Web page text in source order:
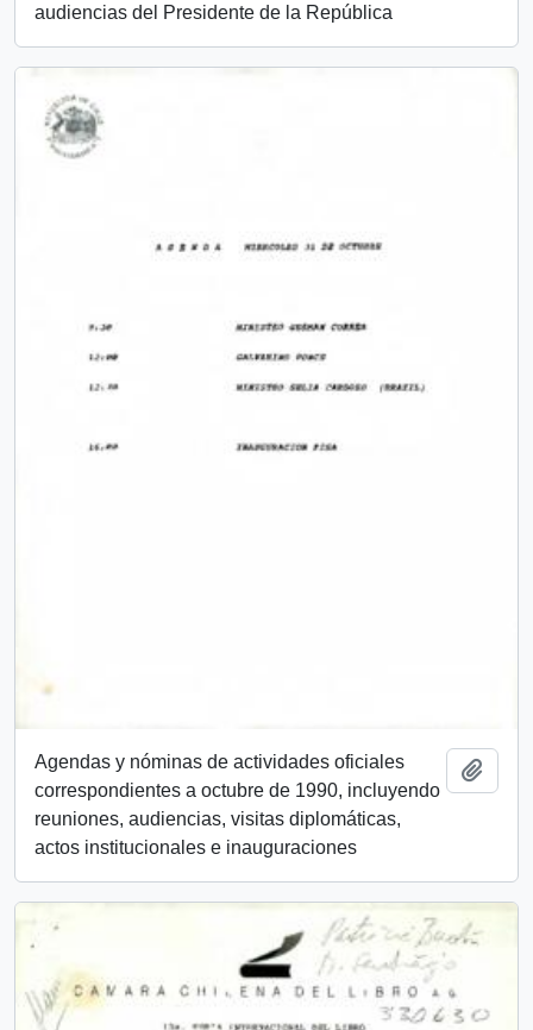
audiencias del Presidente de la República
Agendas y nóminas de actividades oficiales
correspondientes a octubre de 1990, incluyendo
reuniones, audiencias, visitas diplomáticas,
actos institucionales e inauguraciones